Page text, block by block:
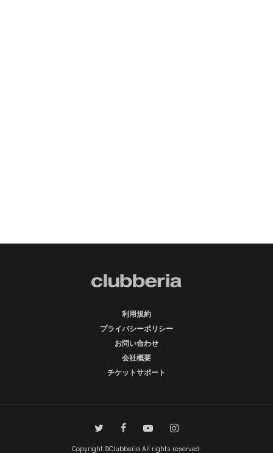
利用規約
プライバシーポリシー
お問い合わせ
会社概要
チケットサポート
Copyright ©Clubberia All rights reserved.